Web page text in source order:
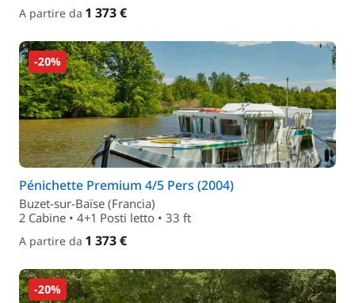
A partire da 1 373 €
-20%
Pénichette Premium 4/5 Pers (2004)
Buzet-sur-Baïse (Francia)
2 Cabine • 4+1 Posti letto • 33 ft
A partire da 1 373 €
-20%